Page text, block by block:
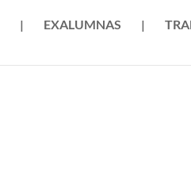
| EXALUMNAS |